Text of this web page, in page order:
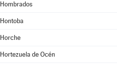
Hombrados
Hontoba
Horche
Hortezuela de Océn